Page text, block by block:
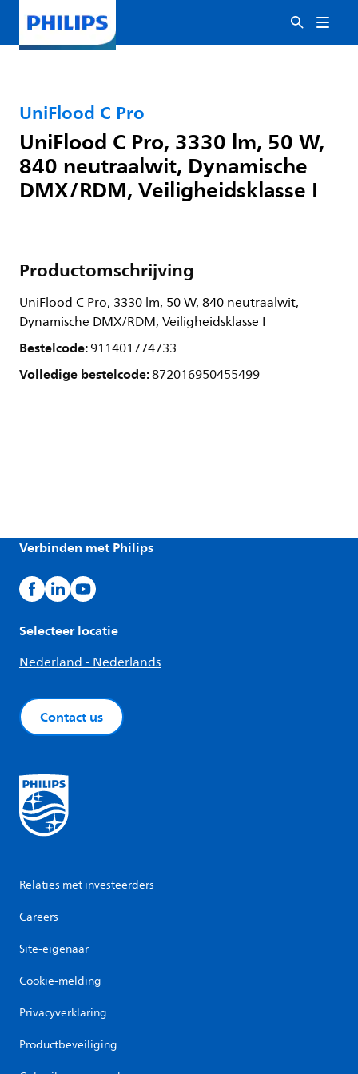
UniFlood C Pro
UniFlood C Pro, 3330 lm, 50 W,
840 neutraalwit, Dynamische
DMX/RDM, Veiligheidsklasse I
Productomschrijving
UniFlood C Pro, 3330 lm, 50 W, 840 neutraalwit,
Dynamische DMX/RDM, Veiligheidsklasse I
Bestelcode:911401774733
Volledige bestelcode:872016950455499
Verbinden met Philips
Selecteer locatie
Nederland - Nederlands
Contact us
Relaties met investeerders
Careers
Site-eigenaar
Cookie-melding
Privacyverklaring
Productbeveiliging